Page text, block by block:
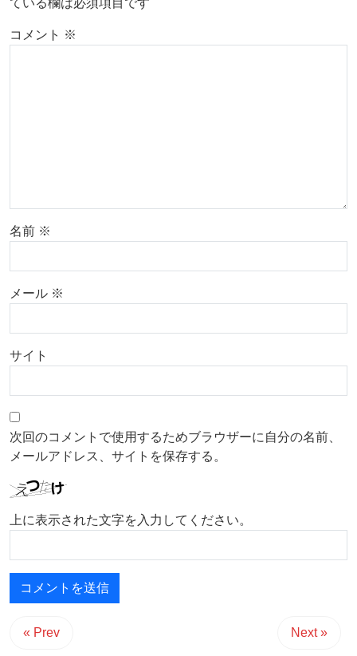
コメント ※
名前 ※
メール ※
サイト
次回のコメントで使用するためブラウザーに自分の名前、
メールアドレス、サイトを保存する。
上に表示された文字を入力してください。
« Prev Next »